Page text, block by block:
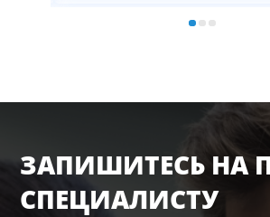
ЗАПИШИТЕСЬ НА
СПЕЦИАЛИСТУ